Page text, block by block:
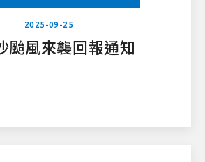
2025-09-25
颱風來襲回報通知